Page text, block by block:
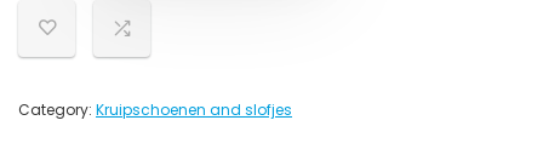
Category: Kruipschoenen and slofjes